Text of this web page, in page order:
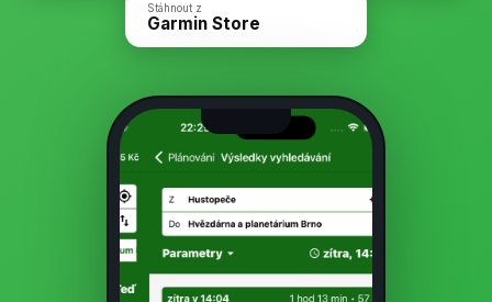
Stáhnout z
Garmin Store